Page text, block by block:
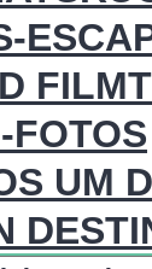
FOTOS
UM